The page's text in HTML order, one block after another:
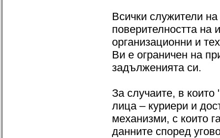
Всички служители
поверителността на
организационни и
Ви е ограничен на
задълженията си.
За случаите, в
лица – куриери и
механизми, с които
данните според